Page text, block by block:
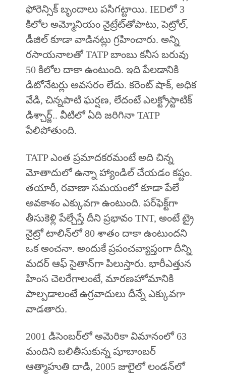
ఫోరెన్సిక్‌ బృందాలు పసిగట్టాయి. IEDలో 3
కిలోల అమ్మోనియం నైట్రేట్‌తోపాటు, పెట్రోల్‌,
డీజిల్‌ కూడా వాడినట్లు గ్రహించారు. అన్ని
రసాయనాలతో TATP బాంబు కనీస బరువు
50 కిలోల దాకా ఉంటుంది. ఇది పేలడానికి
డిటోనేటర్లు అవసరం లేదు. కరెంట్‌ షాక్‌, అధిక
వేడి, చిన్నపాటి ఘర్షణ, లేదంటే ఎలక్ట్రోస్టాటిక్‌
డిశ్చార్జ్‌.. వీటిలో ఏది జరిగినా TATP
పేలిపోతుంది.
TATP ఎంత ప్రమాదకరమంటే అది చిన్న
మోతాదులో ఉన్నా హ్యాండిల్ చేయడం కష్టం.
తయారీ, రవాణా సమయంలో కూడా పేలే
అవకాశం ఎక్కువగా ఉంటుంది. పర్‌ఫెక్ట్‌గా
తీసుకెళ్లి పేల్చేస్తే దీని ప్రభావం TNT, అంటే ట్రై
నైట్రో టాలిన్‌లో 80 శాతం దాకా ఉంటుందని
ఒక అంచనా. అందుకే ప్రపంచవ్యాప్తంగా దీన్ని
మదర్‌ ఆఫ్‌ సైతాన్‌గా పిలుస్తారు. భారీఎత్తున
హింస చెలరేగాలంటే, మారణహోమానికి
పాల్పడాలంటే ఉగ్రవాదులు దీన్నే ఎక్కువగా
వాడతారు.
2001 డిసెంబర్‌లో అమెరికా విమానంలో 63
మందిని బలితీసుకున్న షూబాంబర్‌
ఆత్మాహుతి దాడి, 2005 జులైలో లండన్‌లో